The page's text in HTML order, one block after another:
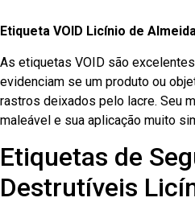
Etiqueta VOID Licínio de
As etiquetas VOID são
evidenciam se um produto ou
rastros deixados pelo lacre. Seu
maleável e sua aplicação muito
Etiquetas de
Destrutíveis